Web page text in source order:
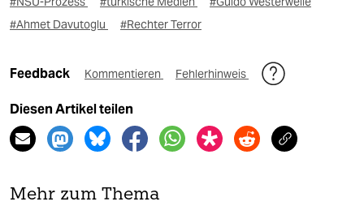
#Ahmet Davutoglu
#Rechter Terror
Feedback Kommentieren Fehlerhinweis
Diesen Artikel teilen
Mehr zum Thema